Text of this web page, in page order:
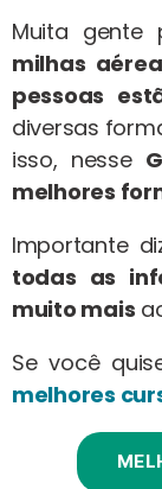
Muita gente
milhas
pessoas
diversas
isso, nesse
melhores
Importante
todas as
muito mais
Se você
melhores